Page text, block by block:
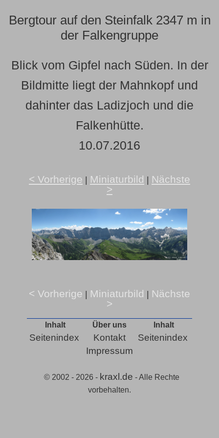
Bergtour auf den Steinfalk 2347 m in
der Falkengruppe
Blick vom Gipfel nach Süden. In der
Bildmitte liegt der Mahnkopf und
dahinter das Ladizjoch und die
Falkenhütte.
10.07.2016
< Vorherige Miniaturbild
Nächste
>
< Vorherige | Miniaturbild | Nächste
>
Inhalt
Seitenindex
Über uns
Kontakt
Impressum
Inhalt
Seitenindex
© 2002 - 2026 - kraxl.de - Alle Rechte
vorbehalten.